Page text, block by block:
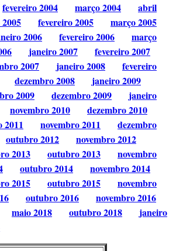
fevereiro 2004 março 2004
abril
fevereiro 2005
março 2005
2006 fevereiro 2006
março
janeiro 2007
fevereiro 2007
2007 janeiro 2008
fevereiro
dezembro 2008
janeiro 2009
2009 dezembro 2009
janeiro
novembro 2010
dezembro 2010
2011 novembro 2011
dezembro
outubro 2012
novembro 2012
2013 outubro 2013
novembro
outubro 2014
novembro 2014
2015 outubro 2015
novembro
outubro 2016
novembro 2016
maio 2018 outubro 2018
janeiro